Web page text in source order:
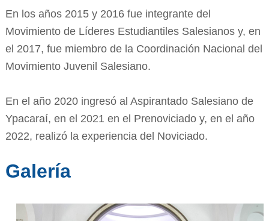
En los años 2015 y 2016 fue integrante del
Movimiento de Líderes Estudiantiles Salesianos y, en
el 2017, fue miembro de la Coordinación Nacional del
Movimiento Juvenil Salesiano.
En el año 2020 ingresó al Aspirantado Salesiano de
Ypacaraí, en el 2021 en el Prenoviciado y, en el año
2022, realizó la experiencia del Noviciado.
Galería